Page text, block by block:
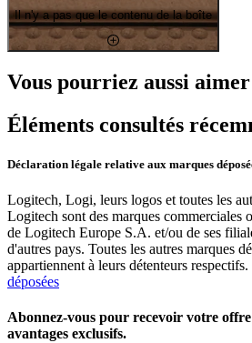
Il n'y a pas que le contenu de la boîte
Vous pourriez aussi aimer
Éléments consultés
Déclaration légale relative aux marques
Logitech, Logi, leurs logos et toutes les
Logitech sont des marques commerciales
de Logitech Europe S.A. et/ou de ses
d'autres pays. Toutes les autres marques
appartiennent à leurs détenteurs respectifs.
déposées
Abonnez-vous pour recevoir votre offre
avantages exclusifs.